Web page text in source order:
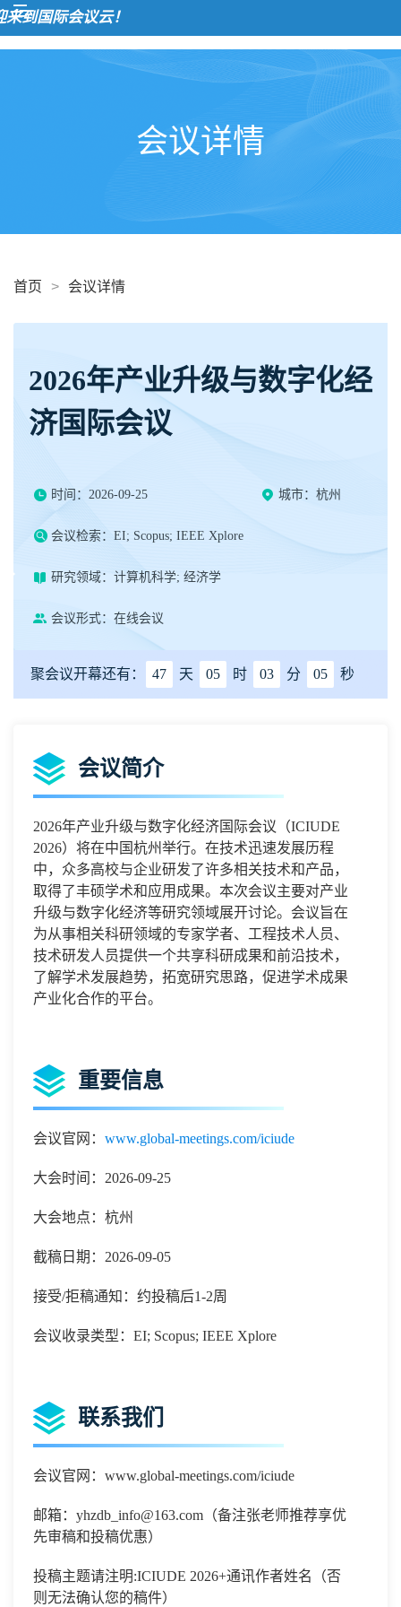
国际会议云！
会议详情
首页 > 会议详情
2026年产业升级与数字化经
济国际会议
时间：2026-09-25 城市：杭州
会议检索：EI; Scopus; IEEE Xplore
研究领域：计算机科学; 经济学
会议形式：在线会议
聚会议开幕还有： 47 天 05 时 03 分 04 秒
会议简介
2026年产业升级与数字化经济国际会议 （ICIUDE
2026）将在中国杭州举行。在技术迅速发展历程
中，众多高校与企业研发了许多相关技术和产品，
取得了丰硕学术和应用成果。本次会议主要对产业
升级与数字化经济等研究领域展开讨论。会议旨在
为从事相关科研领域的专家学者、工程技术人员、
技术研发人员提供一个共享科研成果和前沿技术，
了解学术发展趋势，拓宽研究思路，促进学术成果
产业化合作的平台。
重要信息
会议官网： www.global-meetings.com/iciude
大会时间：2026-09-25
大会地点：杭州
截稿日期：2026-09-05
接受/拒稿通知：约投稿后1-2周
会议收录类型：EI; Scopus; IEEE Xplore
联系我们
会议官网： www.global-meetings.com/iciude
邮箱： yhzdb_info@163.com （备注张老师推荐享优
先审稿和投稿优惠）
投稿主题请注明:ICIUDE 2026+通讯作者姓名（否
则无法确认您的稿件）